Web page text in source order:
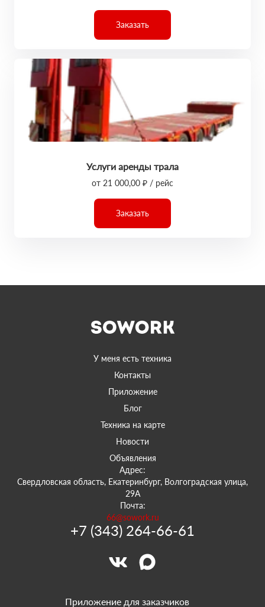
Заказать
Услуги аренды трала
от 21 000,00 ₽ / рейс
Заказать
У меня есть техника
Контакты
Приложение
Блог
Техника на карте
Новости
Объявления
Адрес:
Свердловская область, Екатеринбург, Волгоградская улица,
29А
Почта:
66@sowork.ru
+7 (343) 264-66-61
Приложение для заказчиков